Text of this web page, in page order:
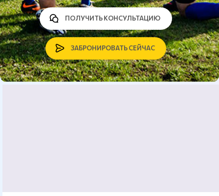
ЗАБРОНИРОВАТЬ СЕЙЧАС
ПОЛУЧИТЬ КОНСУЛЬТАЦИЮ